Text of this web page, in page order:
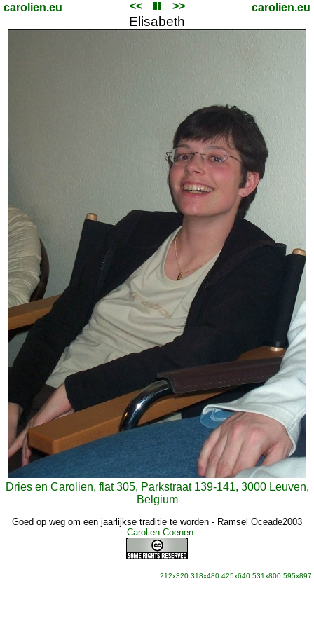
carolien.eu << >> carolien.eu
Elisabeth
Dries en Carolien, flat 305, Parkstraat 139-141, 3000 Leuven,
Belgium
Goed op weg om een jaarlijkse traditie te worden - Ramsel Oceade2003
- Carolien Coenen
212x320 318x480 425x640 531x800 595x897